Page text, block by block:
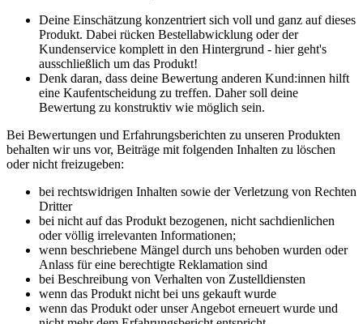
Deine Einschätzung konzentriert sich voll und ganz auf dieses
Produkt. Dabei rücken Bestellabwicklung oder der
Kundenservice komplett in den Hintergrund - hier geht's
ausschließlich um das Produkt!
Denk daran, dass deine Bewertung anderen Kund:innen hilft
eine Kaufentscheidung zu treffen. Daher soll deine
Bewertung zu konstruktiv wie möglich sein.
Bei Bewertungen und Erfahrungsberichten zu unseren Produkten
behalten wir uns vor, Beiträge mit folgenden Inhalten zu löschen
oder nicht freizugeben:
bei rechtswidrigen Inhalten sowie der Verletzung von Rechten
Dritter
bei nicht auf das Produkt bezogenen, nicht sachdienlichen
oder völlig irrelevanten Informationen;
wenn beschriebene Mängel durch uns behoben wurden oder
Anlass für eine berechtigte Reklamation sind
bei Beschreibung von Verhalten von Zustelldiensten
wenn das Produkt nicht bei uns gekauft wurde
wenn das Produkt oder unser Angebot erneuert wurde und